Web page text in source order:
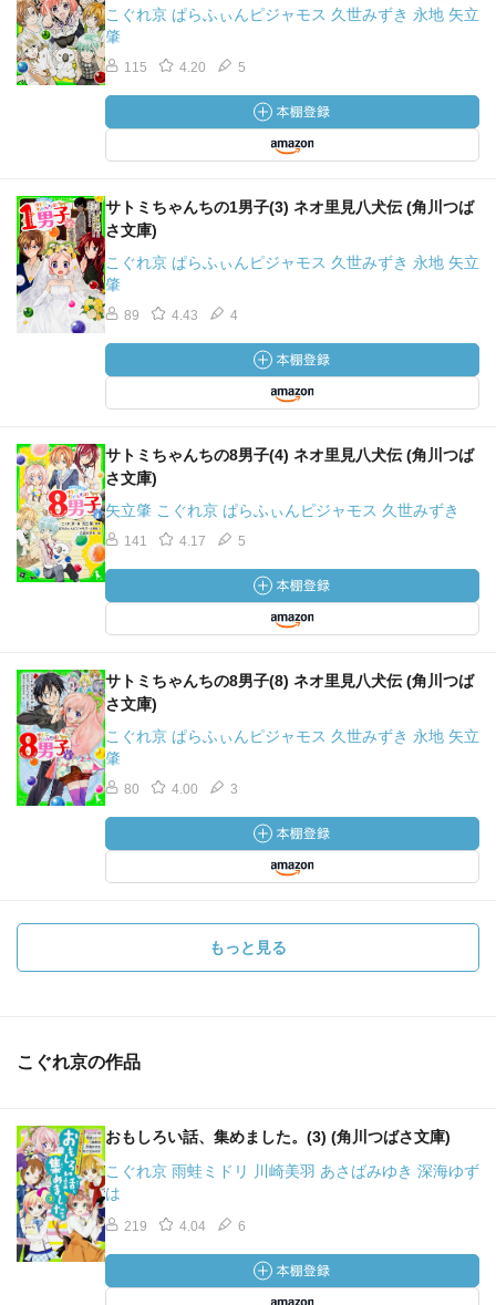
思う。サトミがそうと決めたからそうなのだけど、何か別
の感情と入れ違えて恋としているだけなのかもしれない…
と思うのは私がブンサト推しだからだろうけど…加えて、
私の予想ではこの１男子編はサトミの失恋を以て終わるし
（このことについてはその内ブログに書くつもり）
なんにせよ、サトミには辛い日々が始まる、もしくは辛い
ていうのは楽しいだけじゃない。むしろ楽しいことより辛
いことや苦しいこと、切ないこと、寂しいこと、嫌なこと
の方がずっと多いんだから。でもたとえどのような終わり
を迎えたにしろ、そんな時にこそ男子達は彼女を支えてく
れると思う。シノが言ったように「家族」なのだから。私
がサト８のサトミと男子達を愛するのは、仲間であると同
時に「家族」であるから、なのです。
……いや勿論ブンサト推しなので、ブンゴエンドを迎えて
くれれば万々歳であるが。そうねー、固定カプ派だとムラ
サメの存在ってグギギ対象にしかならんわけですよ…「私
らの可愛いサトミを横から奪い取ってくなゴルァ」な気分
なわけですよ。保護者か。基本的に好きな漫画とかでこう
いう状況に陥ったことはないのでもんすごいモヤッとして
ます。…近い例で言えば仮面ライダーキバの音也がゆりじ
ゃなくて真夜選んだみたいな感じですか…？ 要するに
NTR（寝取り・寝取られ）が好きじゃないんですね。って
児童小説でそんな物騒な用語出すなよ引くわ…ってことで
しれんけどdisってはないですよ。早くシンベー人間化しな
いだろうか。そうだ、刀が人間化するくらいだからコアラ
が人間になるかもしくは人間がコアラになってたくらいじ
ゃもう驚くこともない。
こぐれ京 ぱらふぃんピジャモス 久世みずき 永地 矢立
肇
115 4.20 5
サトミちゃんちの1男子(3) ネオ里見八犬伝 (角川つば
さ文庫)
こぐれ京 ぱらふぃんピジャモス 久世みずき 永地 矢立
肇
89 4.43 4
サトミちゃんちの8男子(4) ネオ里見八犬伝 (角川つば
さ文庫)
矢立肇 こぐれ京 ぱらふぃんピジャモス 久世みずき
141 4.17 5
サトミちゃんちの8男子(8) ネオ里見八犬伝 (角川つば
さ文庫)
こぐれ京 ぱらふぃんピジャモス 久世みずき 永地 矢立
肇
80 4.00 3
もっと見る
こぐれ京の作品
おもしろい話、集めました。(3) (角川つばさ文庫)
こぐれ京 雨蛙ミドリ 川崎美羽 あさばみゆき 深海ゆず
は
219 4.04 6